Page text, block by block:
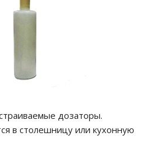
дозаторы.
в столешницу или кухонную